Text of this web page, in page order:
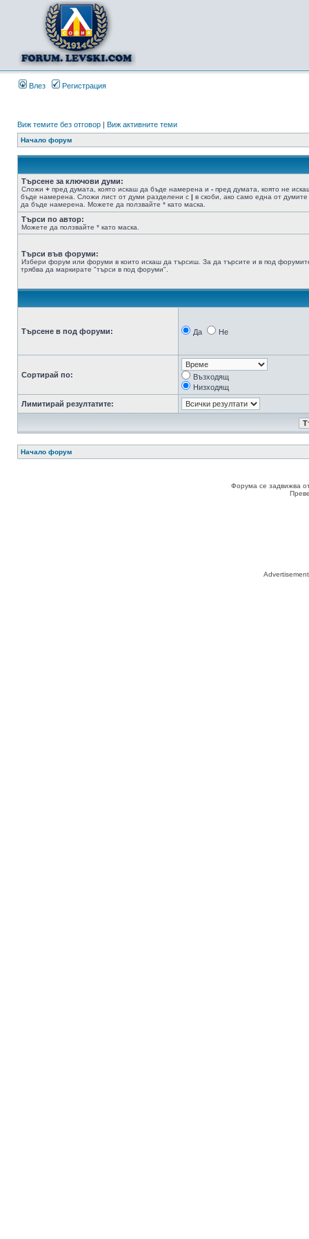
Влез Регистрация
Виж темите без отговор | Виж активните теми
Начало форум
Търсене за ключови думи:
Сложи + пред думата, която искаш да бъде намерена и - пред думата, която не
бъде намерена. Сложи лист от думи разделени с | в скоби, ако само една от думите
да бъде намерена. Можете да ползвайте * като маска.
Търси по автор:
Можете да ползвайте * като маска.
Търси във форуми:
Избери форум или форуми в които искаш да търсиш. За да търсите и в под
трябва да маркирате "търси в под форуми".
Търсене в под форуми: Да Не
Сортирай по:
Възходящ
Низходящ
Лимитирай резултатите:
Начало форум
Форума се задвижва